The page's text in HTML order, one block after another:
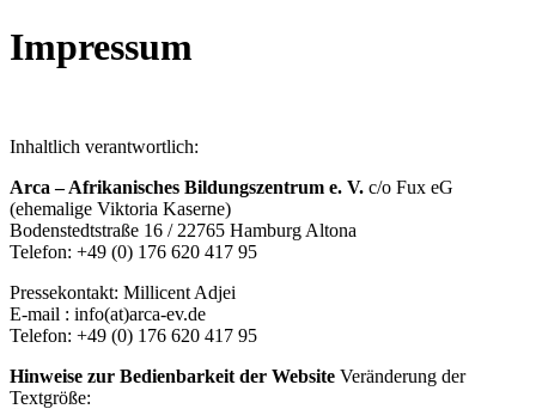
Impressum
Inhaltlich verantwortlich:
Arca – Afrikanisches Bildungszentrum e. V. c/o Fux eG
(ehemalige Viktoria Kaserne)
Bodenstedtstraße 16 / 22765 Hamburg Altona
Telefon: +49 (0) 176 620 417 95
Pressekontakt: Millicent Adjei
E-mail : info(at)arca-ev.de
Telefon: +49 (0) 176 620 417 95
Hinweise zur Bedienbarkeit der Website Veränderung der
Textgröße: